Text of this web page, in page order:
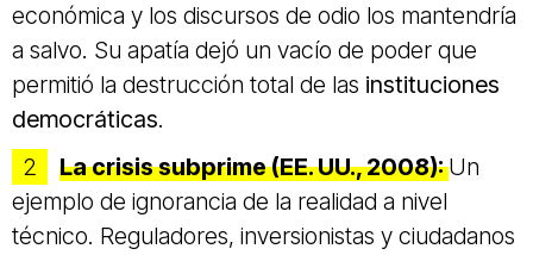
económica y los discursos de odio los mantendría
a salvo. Su apatía dejó un vacío de poder que
permitió la destrucción total de las instituciones
democráticas.
La crisis subprime (EE. UU., 2008): Un
ejemplo de ignorancia de la realidad a nivel
técnico. Reguladores, inversionistas y ciudadanos